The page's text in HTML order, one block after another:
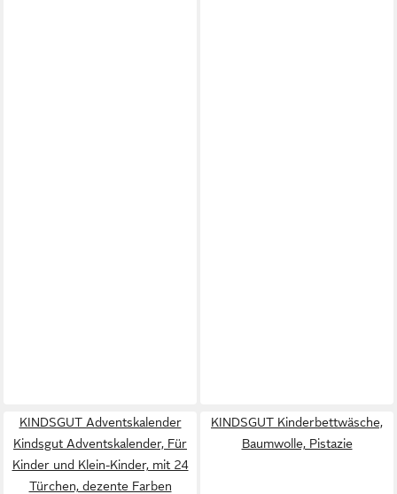
KINDSGUT Adventskalender
Kindsgut Adventskalender, Für
Kinder und Klein-Kinder, mit 24
Türchen, dezente Farben
KINDSGUT Kinderbettwäsche,
Baumwolle, Pistazie